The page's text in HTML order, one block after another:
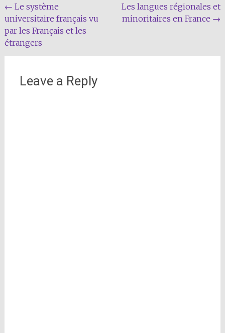
Post
navigation
← Le système
universitaire français vu
par les Français et les
étrangers
Les langues régionales et
minoritaires en France →
Leave a Reply